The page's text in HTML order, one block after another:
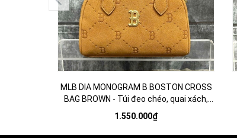
MLB DIA MONOGRAM B BOSTON CROSS
BAG BROWN - Túi đeo chéo, quai xách,
màu nâu
1.550.000₫